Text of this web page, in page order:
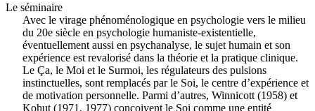
Le séminaire
Avec le virage phénoménologique en psychologie vers le milieu
du 20e siècle en psychologie humaniste-existentielle,
éventuellement aussi en psychanalyse, le sujet humain et son
expérience est revalorisé dans la théorie et la pratique clinique.
Le Ça, le Moi et le Surmoi, les régulateurs des pulsions
instinctuelles, sont remplacés par le Soi, le centre d’expérience et
de motivation personnelle. Parmi d’autres, Winnicott (1958) et
Kohut (1971, 1977) conçoivent le Soi comme une entité